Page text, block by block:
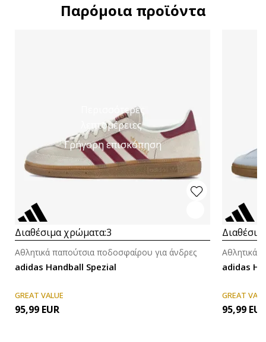
Παρόμοια προϊόντα
Περισσότερες
λεπτομέρειες
Γρήγορη επισκόπηση
Διαθέσιμα χρώματα:3
adidas Handball Spezial
Αθλητικά παπούτσια ποδοσφαίρου για άνδρες
GREAT VALUE
95,99 EUR
adidas
Αθλητικά
GREAT
95,99 EUR